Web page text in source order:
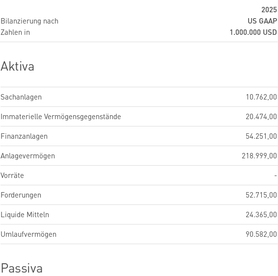
Bilanzierung nach
Zahlen in
2025
US GAAP
1.000.000 USD
Aktiva
Sachanlagen 10.762,00
Immaterielle Vermögensgegenstände
20.474,00
Finanzanlagen
54.251,00
Anlagevermögen
218.999,00
Vorräte
-
Forderungen
52.715,00
Liquide Mitteln
24.365,00
Umlaufvermögen
90.582,00
Passiva